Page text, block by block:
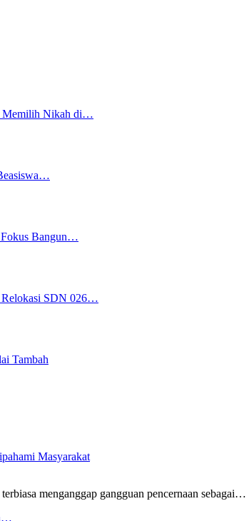
Memilih Nikah di…
Fokus Bangun…
Relokasi SDN 026…
Tambah
Masyarakat
menganggap gangguan pencernaan sebagai…